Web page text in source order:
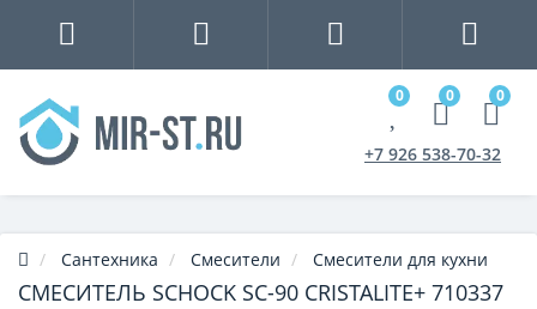
0 0 0
+7 926 538-70-32
Сантехника Смесители Смесители для кухни
СМЕСИТЕЛЬ SCHOCK SC-90 CRISTALITE+ 710337